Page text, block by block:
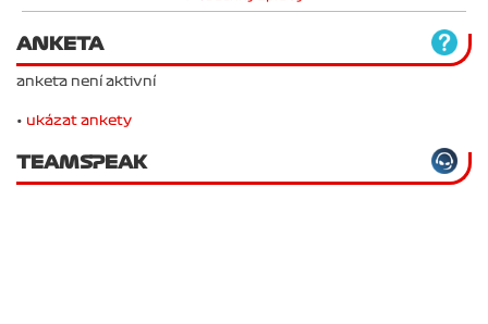
ANKETA
anketa není aktivní
• ukázat ankety
TEAMSPEAK